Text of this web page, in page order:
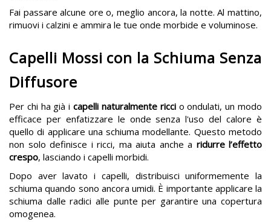
Fai passare alcune ore o, meglio ancora, la notte. Al mattino,
rimuovi i calzini e ammira le tue onde morbide e voluminose.
Capelli Mossi con la Schiuma Senza
Diffusore
Per chi ha già i capelli naturalmente ricci o ondulati, un modo
efficace per enfatizzare le onde senza l'uso del calore è
quello di applicare una schiuma modellante. Questo metodo
non solo definisce i ricci, ma aiuta anche a ridurre l’effetto
crespo, lasciando i capelli morbidi.
Dopo aver lavato i capelli, distribuisci uniformemente la
schiuma quando sono ancora umidi. È importante applicare la
schiuma dalle radici alle punte per garantire una copertura
omogenea.